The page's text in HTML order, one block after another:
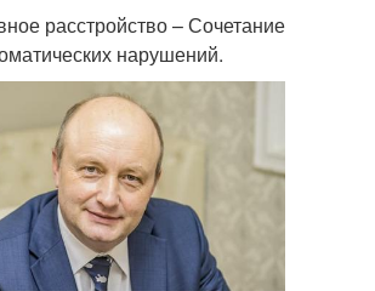
расстройство – Сочетание
нарушений.